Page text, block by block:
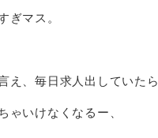
ぎマス。
え、毎日求人出していたら
ゃいけなくなるー、